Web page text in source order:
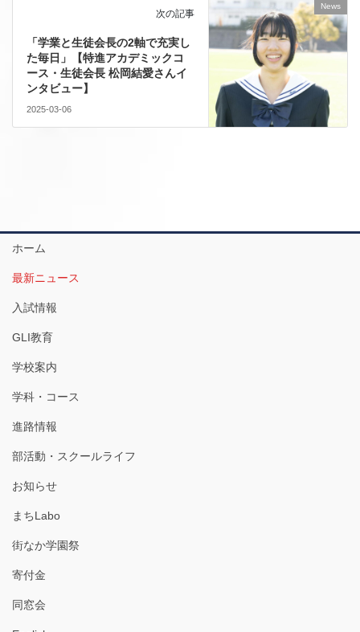
News
次の記事
「学業と生徒会長の2軸で充実し
た毎日」【特進アカデミックコ
ース・生徒会長 松岡結愛さんイ
ンタビュー】
2025-03-06
ホーム
最新ニュース
入試情報
GLI教育
学校案内
学科・コース
進路情報
部活動・スクールライフ
お知らせ
まちLabo
街なか学園祭
寄付金
同窓会